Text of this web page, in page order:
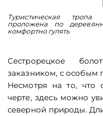
Туристическая
проложена по
комфортно гулять
Сестрорецкое
заказником, с
Несмотря на то, что
черте, здесь можно
северной природы.